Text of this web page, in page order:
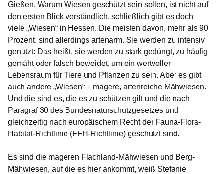
Gießen. Warum Wiesen geschützt sein sollen, ist nicht auf
den ersten Blick verständlich, schließlich gibt es doch
viele „Wiesen“ in Hessen. Die meisten davon, mehr als 90
Prozent, sind allerdings artenarm. Sie werden zu intensiv
genutzt: Das heißt, sie werden zu stark gedüngt, zu häufig
gemäht oder falsch beweidet, um ein wertvoller
Lebensraum für Tiere und Pflanzen zu sein. Aber es gibt
auch andere „Wiesen“ – magere, artenreiche Mähwiesen.
Und die sind es, die es zu schützen gilt und die nach
Paragraf 30 des Bundesnaturschutzgesetzes und
gleichzeitig nach europäischem Recht der Fauna-Flora-
Habitat-Richtlinie (FFH-Richtlinie) geschützt sind.
Es sind die mageren Flachland-Mähwiesen und Berg-
Mähwiesen, auf die es hier ankommt, weiß Stefanie